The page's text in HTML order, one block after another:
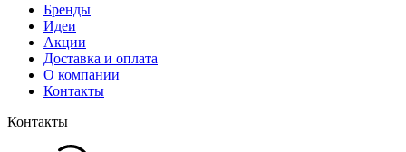
Бренды
Идеи
Акции
Доставка и оплата
О компании
Контакты
Контакты